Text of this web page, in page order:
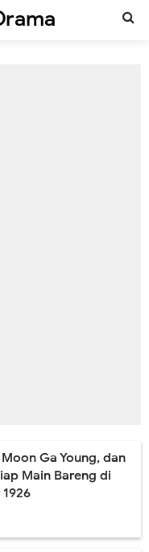
Ga Young, dan
Main Bareng di